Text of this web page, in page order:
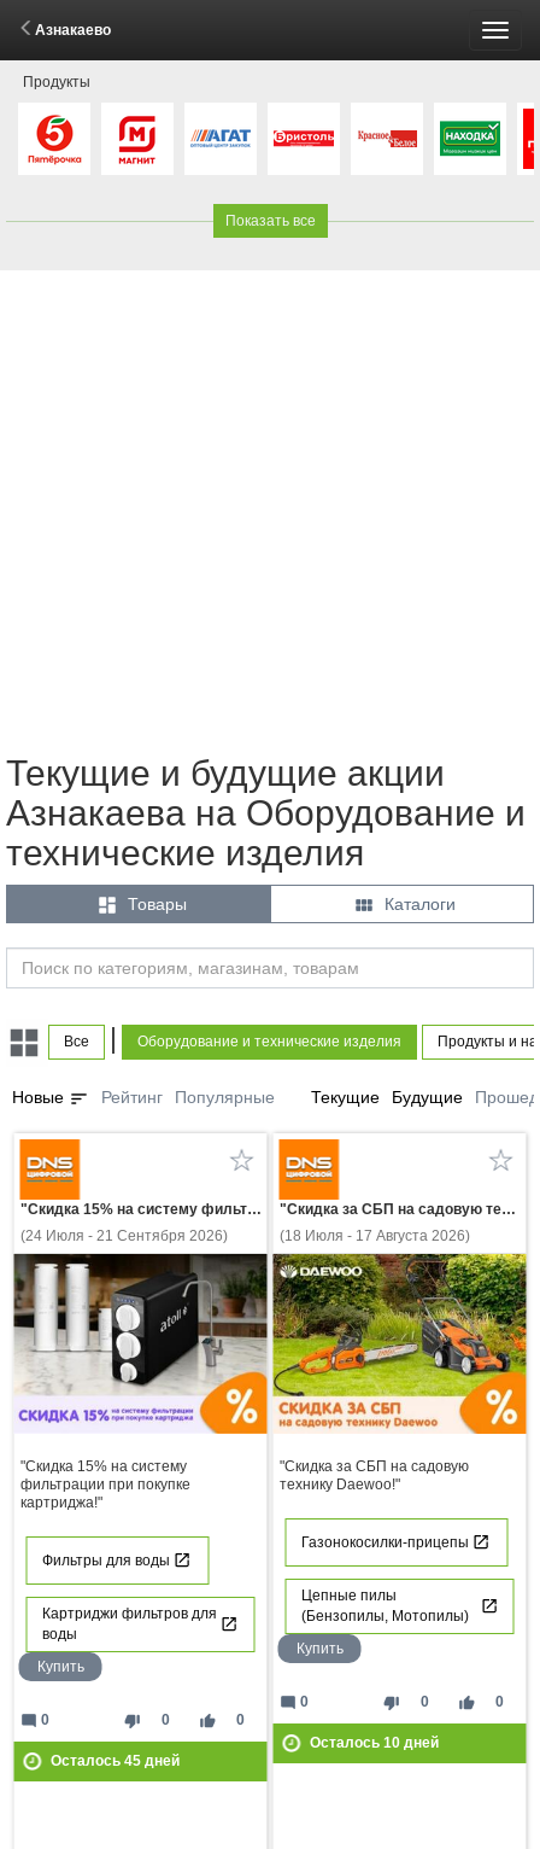
Азнакаево
Продукты
Показать все
Текущие и будущие акции
Азнакаева на Оборудование и
технические изделия
 Товары  Каталоги
Все Оборудование и технические изделия Продукты и
Новые sort Рейтинг Популярные Текущие Будущие
"Скидка 15% на систему фильтрации при покупке картриджа!"
(24 Июля - 21 Сентября 2026)
"Скидка 15% на систему
фильтрации при покупке
картриджа!"
Фильтры для воды
Картриджи фильтров для
воды
Купить
thumb_down 0 thumb_up 0
mode_comment 0
Осталось 45дней
"Скидка за СБП на садовую технику Daewoo!"
(18 Июля - 17 Августа 2026)
"Скидка за СБП на садовую
технику Daewoo!"
Газонокосилки-прицепы
Цепные пилы
(Бензопилы, Мотопилы)
Купить
thumb_down 0 thumb_up 0
mode_comment 0
Осталось 10дней